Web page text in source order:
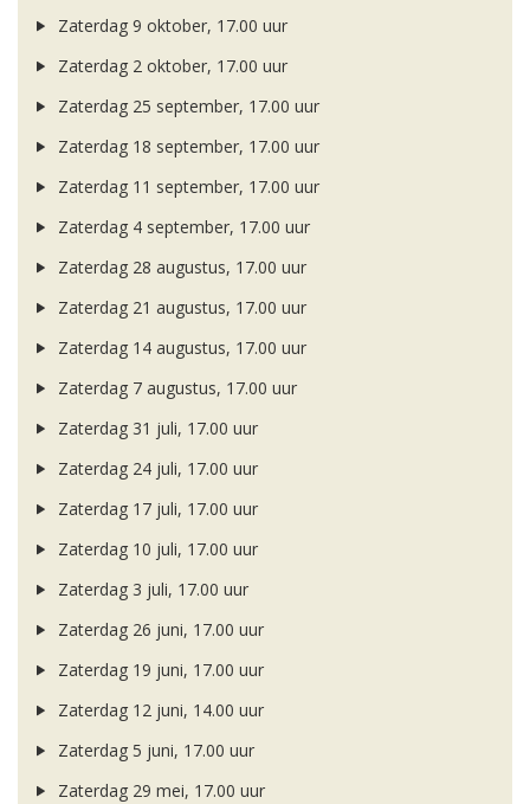
Zaterdag 9 oktober, 17.00 uur
Zaterdag 2 oktober, 17.00 uur
Zaterdag 25 september, 17.00 uur
Zaterdag 18 september, 17.00 uur
Zaterdag 11 september, 17.00 uur
Zaterdag 4 september, 17.00 uur
Zaterdag 28 augustus, 17.00 uur
Zaterdag 21 augustus, 17.00 uur
Zaterdag 14 augustus, 17.00 uur
Zaterdag 7 augustus, 17.00 uur
Zaterdag 31 juli, 17.00 uur
Zaterdag 24 juli, 17.00 uur
Zaterdag 17 juli, 17.00 uur
Zaterdag 10 juli, 17.00 uur
Zaterdag 3 juli, 17.00 uur
Zaterdag 26 juni, 17.00 uur
Zaterdag 19 juni, 17.00 uur
Zaterdag 12 juni, 14.00 uur
Zaterdag 5 juni, 17.00 uur
Zaterdag 29 mei, 17.00 uur